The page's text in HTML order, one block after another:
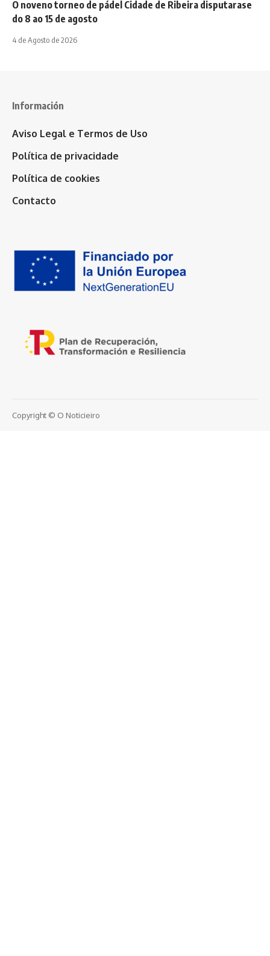
O noveno torneo de pádel Cidade de Ribeira disputarase
do 8 ao 15 de agosto
4 de Agosto de 2026
Información
Aviso Legal e Termos de Uso
Política de privacidade
Política de cookies
Contacto
Copyright © O Noticieiro